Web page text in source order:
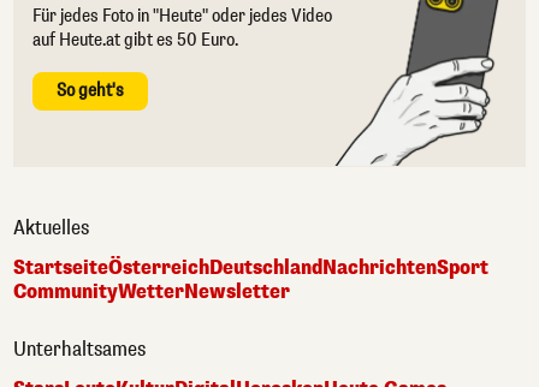
Für jedes Foto in "Heute" oder jedes Video
auf Heute.at gibt es 50 Euro.
So geht's
Aktuelles
StartseiteÖsterreichDeutschlandNachrichtenSport
CommunityWetterNewsletter
Unterhaltsames